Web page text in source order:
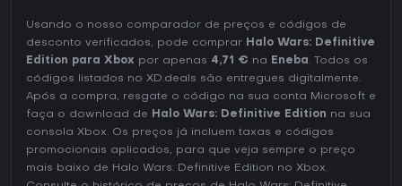
estratégia. O jogo recebe atualizações regulares para
compatibilidade com hardware moderno do Xbox e
continua jogável online sem interrupções significativas.
console ou um olhar mais aprofundado sobre o universo
de Halo além dos jogos de tiro em primeira pessoa vai
encontrar o pacote recompensador. Os participantes do
multijogador valorizam a mistura de unidades conhecidas
com novas camadas táticas, embora o jogo atraia
Usando o nosso comparador de preços e códigos de
desconto verificados, pode comprar Halo Wars: Definitive
Edition para Xbox por apenas 4,71 € na Eneba . Todos os
códigos listados no XD.deals são entregues digitalmente.
Após a compra, resgate o código na sua conta Microsoft e
faça o download de Halo Wars: Definitive Edition na sua
consola Xbox. Os preços já incluem taxas e códigos
promocionais aplicados, para que veja sempre o preço
mais baixo de Halo Wars: Definitive Edition no Xbox.